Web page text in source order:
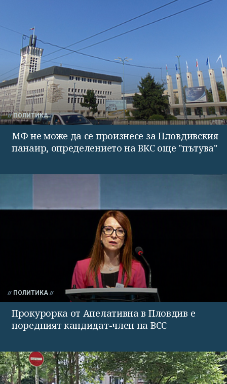
ПОЛИТИКА
МФ не може да се произнесе за Пловдивския
панаир, определението на ВКС още "пътува"
ПОЛИТИКА
Прокурорка от Апелативна в Пловдив е
поредният кандидат-член на ВСС